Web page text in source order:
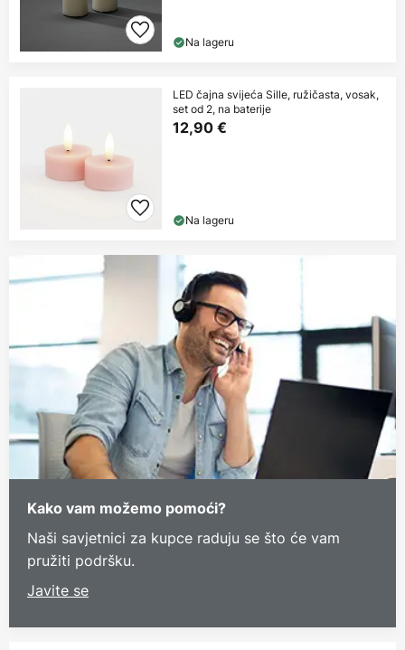
Na lageru
LED čajna svijeća Sille, ružičasta, vosak,
set od 2, na baterije
12,90 €
Na lageru
Kako vam možemo pomoći?
Naši savjetnici za kupce raduju se što će vam
pružiti podršku.
Javite se